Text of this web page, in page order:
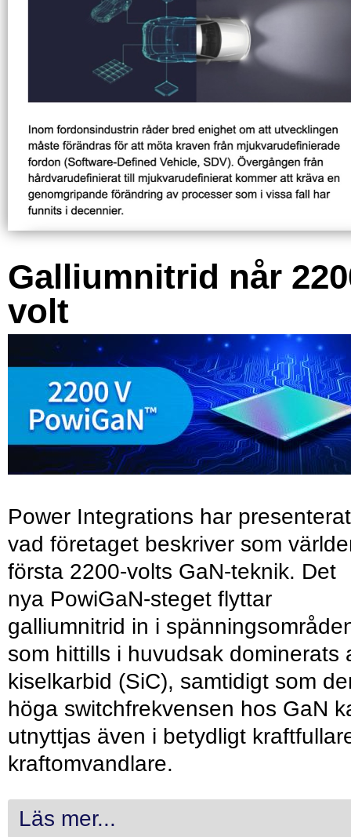
Galliumnitrid når
volt
Power Integrations har presenterat
vad företaget beskriver som
första 2200-volts GaN-teknik. Det
nya PowiGaN-steget flyttar
galliumnitrid in i
som hittills i huvudsak dominerats
kiselkarbid (SiC), samtidigt som
höga switchfrekvensen hos GaN
utnyttjas även i betydligt
kraftomvandlare.
Läs mer...